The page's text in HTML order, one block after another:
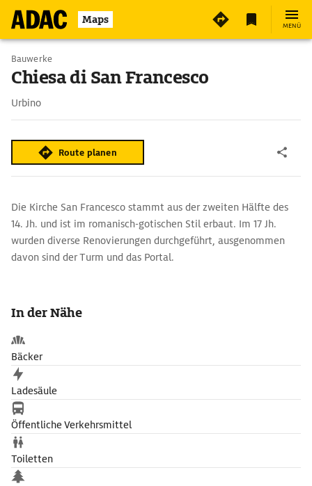
Maps MENÜ
Bauwerke
Chiesa di San Francesco
Urbino
Route planen
Die Kirche San Francesco stammt aus der zweiten Hälfte des
14. Jh. und ist im romanisch-gotischen Stil erbaut. Im 17 Jh.
wurden diverse Renovierungen durchgeführt, ausgenommen
davon sind der Turm und das Portal.
In der Nähe
Bäcker
Ladesäule
Öffentliche Verkehrsmittel
Toiletten